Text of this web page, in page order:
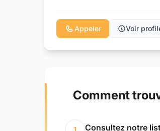
Appeler Voir
Comment
1 Consultez notre